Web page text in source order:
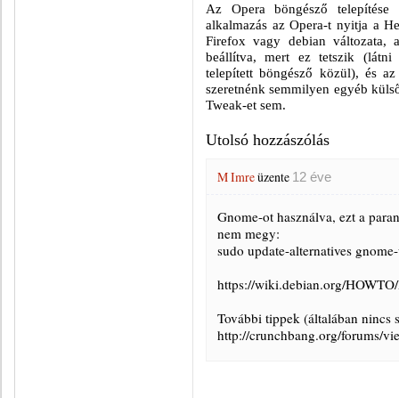
Az Opera böngésző
alkalmazás az Opera-t nyitja a
Firefox vagy debian változata,
beállítva, mert ez tetszik (látni
telepített böngésző közül), és
szeretnénk semmilyen egyéb
Tweak-et sem.
Utolsó hozzászólás
M Imreüzente 12 éve
Gnome-ot használva, ezt a
nem megy:
sudo update-alternatives
https://wiki.debian.org/
További tippek (általában nincs
http://crunchbang.org/forums/